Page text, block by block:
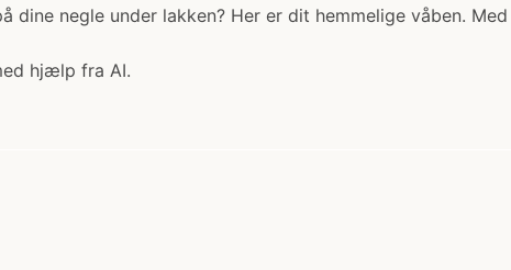
dine negle under lakken? Her er dit hemmelige våben.
hjælp fra AI.